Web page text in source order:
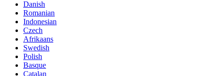
Danish
Romanian
Indonesian
Czech
Afrikaans
Swedish
Polish
Basque
Catalan